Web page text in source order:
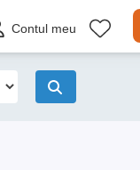
Contul meu